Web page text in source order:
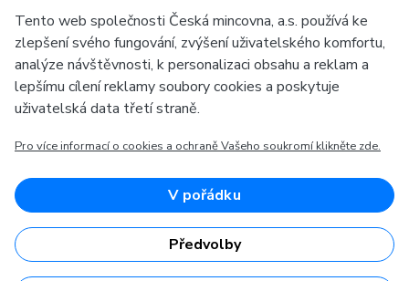
Mezi naše partnery patří:
Evropská unie
OP Podnikání a inovace pro konkurenceschopnost
Evropský fond pro regionální rozvoj
Tento web společnosti Česká mincovna, a.s. používá ke
zlepšení svého fungování, zvýšení uživatelského komfortu,
analýze návštěvnosti, k personalizaci obsahu a reklam a
lepšímu cílení reklamy soubory cookies a poskytuje
uživatelská data třetí straně.
Pro více informací o cookies a ochraně Vašeho soukromí klikněte zde.
V pořádku
Předvolby